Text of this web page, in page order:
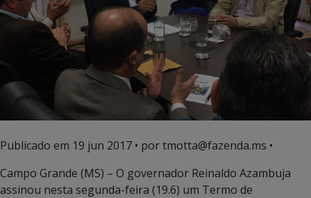
Publicado em 19 jun 2017 • por tmotta@fazenda.ms •
Campo Grande (MS) – O governador Reinaldo Azambuja
assinou nesta segunda-feira (19.6) um Termo de